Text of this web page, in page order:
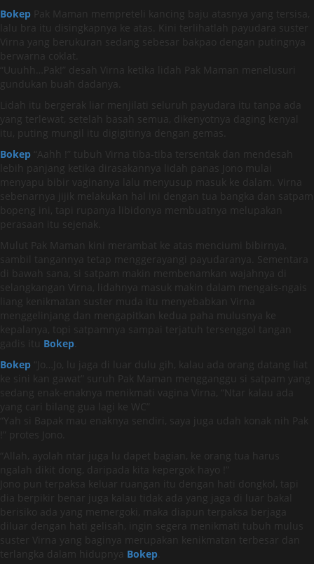
Bokep Pak Maman mempreteli kancing baju atasnya yang tersisa,
lalu bra itu disingkapnya ke atas. Kini terlihatlah payudara suster
Virna yang berukuran sedang sebesar bakpao dengan putingnya
berwarna coklat.
“Uuuhh…Pak!” desah Virna ketika lidah Pak Maman menelusuri
gundukan buah dadanya.
Lidah itu bergerak liar menjilati seluruh payudara itu tanpa ada
yang terlewat, setelah basah semua, dikenyotnya daging kenyal
itu, puting mungil itu digigitinya dengan gemas.
Bokep “Aahh !” tubuh Virna tiba-tiba tersentak dan mendesah
lebih panjang ketika dirasakannya lidah panas Jono mulai
menyapu bibir vaginanya lalu menyusup masuk ke dalam. Virna
sebenarnya jijik melakukan hal ini dengan tua bangka dan satpam
bopeng ini, tapi rupanya libidonya membuatnya melupakan
perasaan itu sejenak.
Mulut Pak Maman kini merambat ke atas menciumi bibirnya,
sambil tangannya tetap menggerayangi payudaranya. Sementara
di bawah sana, si satpam makin membenamkan wajahnya di
selangkangan Virna, lidahnya masuk makin dalam mengais-ngais
liang kenikmatan suster muda itu menyebabkan Virna
menggelinjang dan mengapitkan kedua paha mulusnya ke
kepalanya, topi satpamnya sampai terjatuh tersenggol tangan
gadis itu Bokep
Bokep “Jo…Jo, lu jaga di luar dulu gih, kalau ada orang datang liat
ke sini kan gawat” suruh Pak Maman mengganggu si satpam yang
sedang enak-enaknya menikmati vagina Virna, “Ntar kalau ada
yang cari bilang gua lagi ke WC”
“Yah si Bapak mau enaknya sendiri, saya juga udah konak nih Pak
!” protes Jono.
“Allah, ayolah ntar juga lu dapet bagian, ke orang tua harus
ngalah dikit dong, daripada kita kepergok hayo !”
Jono pun terpaksa keluar ruangan itu dengan hati dongkol, tapi
dia berpikir benar juga kalau tidak ada yang jaga di luar bakal
berisiko ada yang memergoki, maka diapun terpaksa berjaga
diluar dengan hati gelisah, ingin segera menikmati tubuh mulus
suster Virna yang baginya merupakan kenikmatan terbesar dan
terlangka dalam hidupnya Bokep